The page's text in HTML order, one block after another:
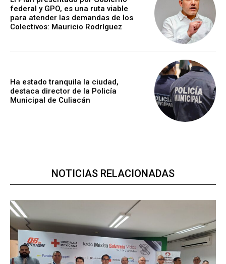
federal y GPO, es una ruta viable
para atender las demandas de los
Colectivos: Mauricio Rodríguez
Ha estado tranquila la ciudad,
destaca director de la Policía
Municipal de Culiacán
NOTICIAS RELACIONADAS